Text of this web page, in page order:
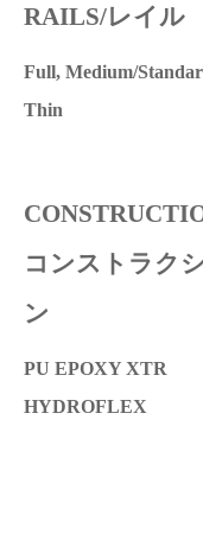
RAILS/レイル
Full, Medium/
Thin
コンストラク
ン
PU EPOXY XTR
HYDROFLEX